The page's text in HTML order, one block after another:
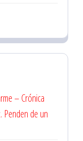
– Crónica
Penden de un